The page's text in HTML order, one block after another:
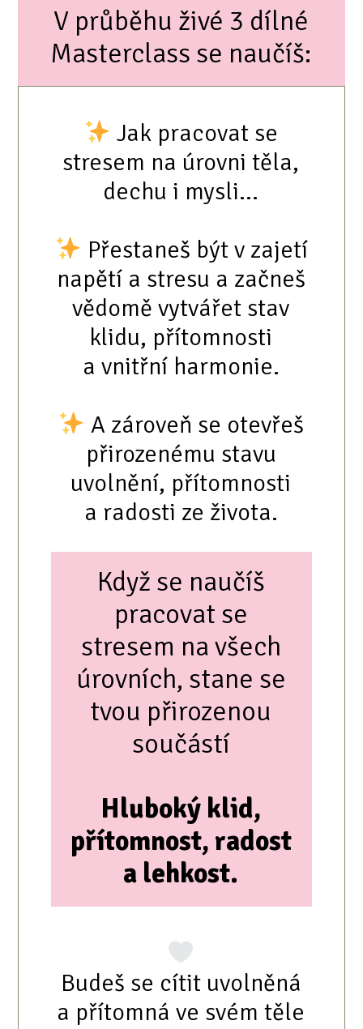
V průběhu živé 3 dílné
Masterclass se naučíš:
Jak pracovat se
stresem na úrovni těla,
dechu i mysli...
Přestaneš být v zajetí
napětí a stresu a začneš
vědomě vytvářet stav
klidu, přítomnosti
a vnitřní harmonie.
A zároveň se otevřeš
přirozenému stavu
uvolnění, přítomnosti
a radosti ze života.
Když se naučíš
pracovat se
stresem na všech
úrovních, stane se
tvou přirozenou
součástí
Hluboký klid,
přítomnost, radost
a lehkost.
Budeš se cítit uvolněná
a přítomná ve svém těle